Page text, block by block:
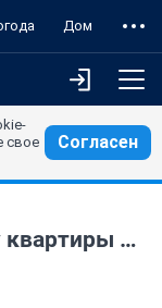
Дом
свое
Согласен
Дискус! Очередь на покупку квартиры и не только! (часть 47)